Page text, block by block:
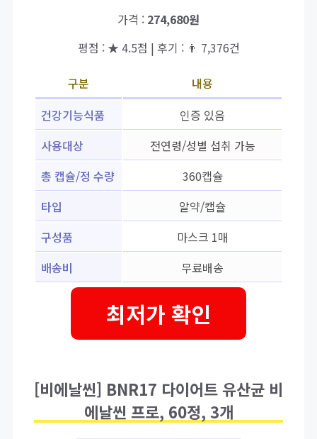
가격 : 274,680원
평점 : ★ 4.5점 | 후기 : 👨‍‍ 7,376건
구분
내용
건강기능식품
인증 있음
사용대상
전연령/성별 섭취 가능
총 캡슐/정 수량
360캡슐
타입
알약/캡슐
구성품
마스크 1매
배송비
무료배송
최저가 확인
[비에날씬] BNR17 다이어트 유산균 비
에날씬 프로, 60정, 3개